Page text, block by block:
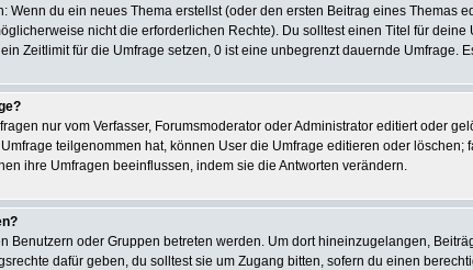
Wenn du ein neues Thema erstellst (oder den ersten Beitrag eines Themas
nicht die erforderlichen Rechte). Du solltest einen Titel für
Zeitlimit für die Umfrage setzen, 0 ist eine unbegrenzt dauernde Umfrage.
nur vom Verfasser, Forumsmoderator oder Administrator editiert oder
teilgenommen hat, können User die Umfrage editieren oder
ihre Umfragen beeinflussen, indem sie die Antworten verändern.
Benutzern oder Gruppen betreten werden. Um dort hineinzugelangen,
dafür geben, du solltest sie um Zugang bitten, sofern du einen